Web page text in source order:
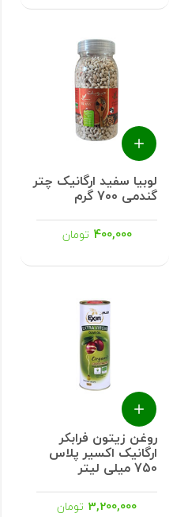
لوبیا سفید ارگانیک چتر
گندمی 700 گرم
400,000 تومان
روغن زیتون فرابکر
ارگانیک اکسیر پلاس
750 میلی لیتر
3,200,000 تومان